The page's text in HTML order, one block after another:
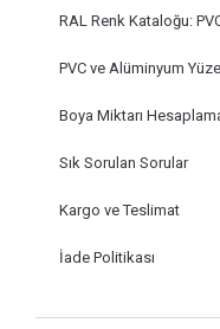
RAL Renk Kataloğu:
PVC ve Alüminyum
Boya Miktarı
Sık Sorulan Sorular
Kargo ve Teslimat
İade Politikası